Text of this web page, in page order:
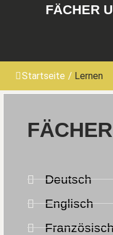
FÄCHER
Startseite / Lernen
FÄCHER
Deutsch
Englisch